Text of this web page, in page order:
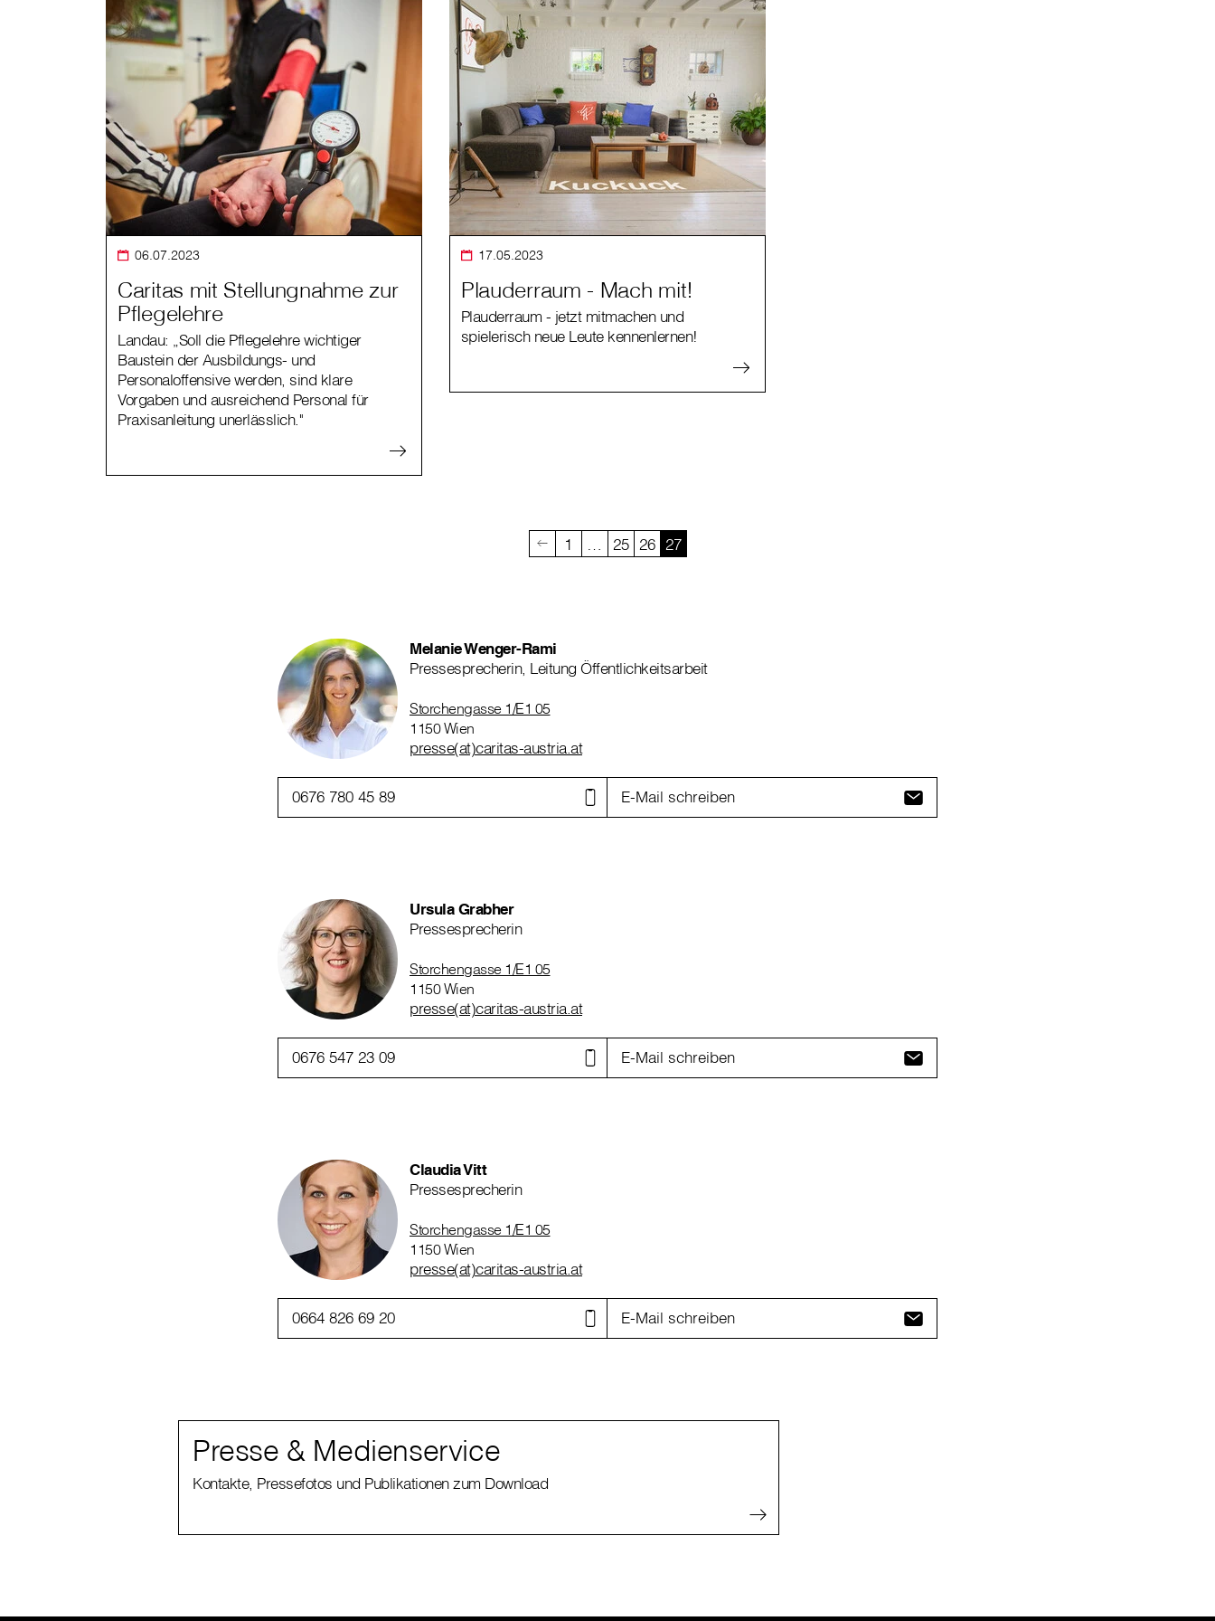
06.07.2023
Caritas mit Stellungnahme zur
Pflegelehre
Landau: „Soll die Pflegelehre wichtiger
Baustein der Ausbildungs- und
Personaloffensive werden, sind klare
Vorgaben und ausreichend Personal für
Praxisanleitung unerlässlich."
17.05.2023
Plauderraum - Mach mit!
Plauderraum - jetzt mitmachen und
spielerisch neue Leute kennenlernen!
1 25 26 27
Melanie Wenger-Rami
Pressesprecherin, Leitung Öffentlichkeitsarbeit
Storchengasse 1/E1 05
1150 Wien
presse(at)caritas-austria.at
0676 780 45 89 E-Mail schreiben
Ursula Grabher
Pressesprecherin
Storchengasse 1/E1 05
1150 Wien
presse(at)caritas-austria.at
0676 547 23 09 E-Mail schreiben
Claudia Vitt
Pressesprecherin
Storchengasse 1/E1 05
1150 Wien
presse(at)caritas-austria.at
0664 826 69 20 E-Mail schreiben
Presse & Medienservice
Kontakte, Pressefotos und Publikationen zum Download